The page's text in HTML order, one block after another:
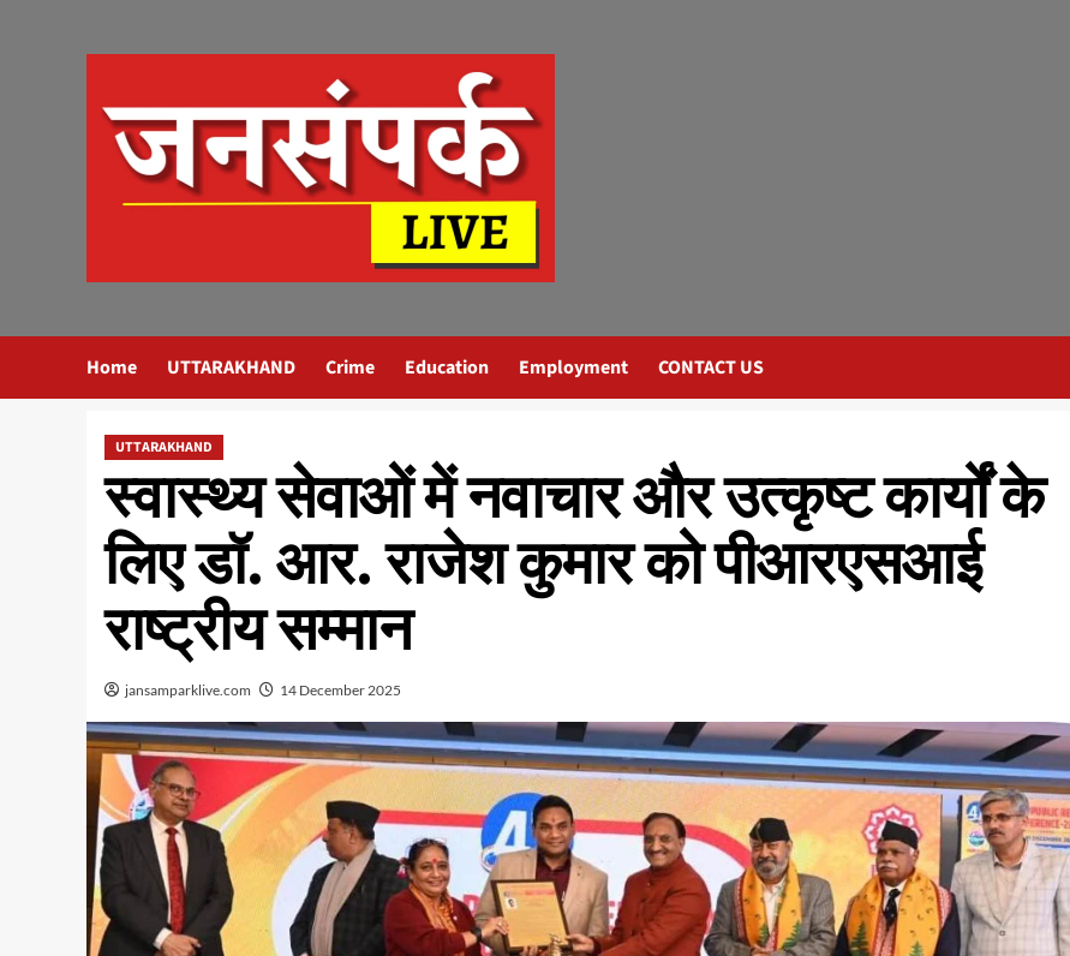
Home UTTARAKHAND Crime Education Employment CONTACT US
UTTARAKHAND
स्वास्थ्य सेवाओं में नवाचार और उत्कृष्ट कार्यों के
लिए डॉ. आर. राजेश कुमार को पीआरएसआई
राष्ट्रीय सम्मान
jansamparklive.com 14 December 2025